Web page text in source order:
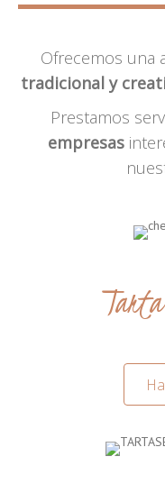
Ofrecemos una
tradicional y
Prestamos
empresas